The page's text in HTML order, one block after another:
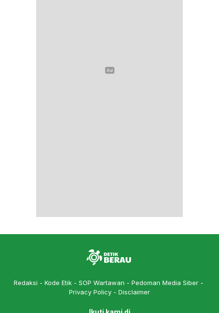
Redaksi Kode Etik SOP Wartawan
Pedoman Media Siber
Privacy Policy
Disclaimer